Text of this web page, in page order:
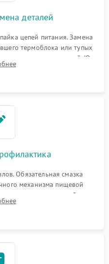
деталей
цепей питания. Замена
термоблока или тупых
уплотнителей (O-
надежного устранения
Обязательная смазка
механизма пищевой
программной
от кофейных масел.